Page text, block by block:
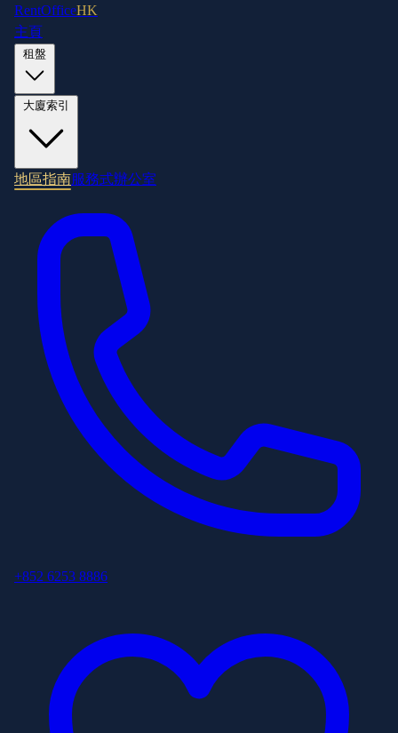
RentOfficeHK
主頁
地區指南服務式辦公室
+852 6253 8886